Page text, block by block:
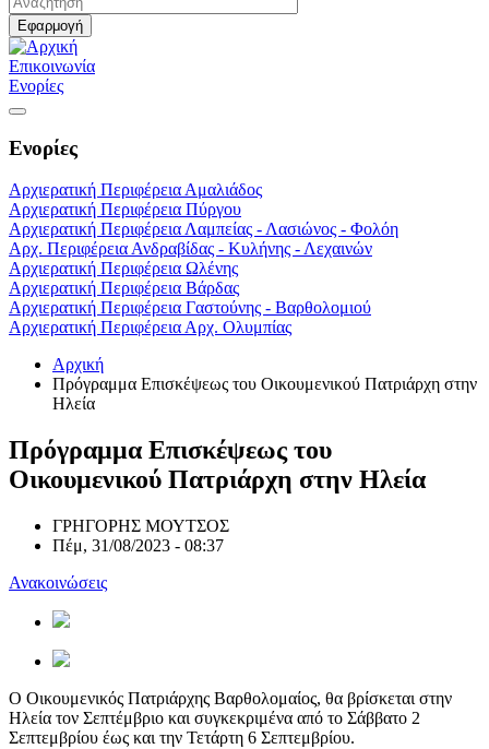
Επικοινωνία
Ενορίες
Ενορίες
Αρχιερατική Περιφέρεια Αμαλιάδος
Αρχιερατική Περιφέρεια Πύργου
Αρχιερατική Περιφέρεια Λαμπείας - Λασιώνος - Φολόη
Αρχ. Περιφέρεια Ανδραβίδας - Κυλήνης - Λεχαινών
Αρχιερατική Περιφέρεια Ωλένης
Αρχιερατική Περιφέρεια Βάρδας
Αρχιερατική Περιφέρεια Γαστούνης - Βαρθολομιού
Αρχιερατική Περιφέρεια Αρχ. Ολυμπίας
Αρχική
Πρόγραμμα Επισκέψεως του Οικουμενικού Πατριάρχη στην
Ηλεία
Πρόγραμμα Επισκέψεως του
Οικουμενικού Πατριάρχη στην Ηλεία
ΓΡΗΓΟΡΗΣ ΜΟΥΤΣΟΣ
Πέμ, 31/08/2023 - 08:37
Ανακοινώσεις
Ο Οικουμενικός Πατριάρχης Βαρθολομαίος, θα βρίσκεται στην
Ηλεία τον Σεπτέμβριο και συγκεκριμένα από το Σάββατο 2
Σεπτεμβρίου έως και την Τετάρτη 6 Σεπτεμβρίου.